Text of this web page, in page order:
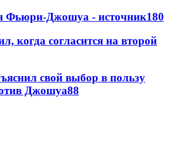
Фьюри-Джошуа - источник180
когда согласится на второй
свой выбор в пользу
Джошуа88